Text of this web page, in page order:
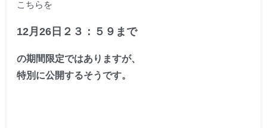
こちらを
12月26日２３：５９まで
の期間限定ではありますが、
特別に公開するそうです。